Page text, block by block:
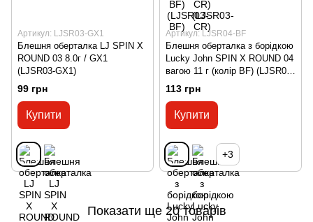
Артикул: LJSR03-GX1
Блешня оберталка LJ SPIN X
ROUND 03 8.0г / GX1
(LJSR03-GX1)
99 грн
Купити
Артикул: LJSR04-BF
Блешня оберталка з борідкою
Lucky John SPIN X ROUND 04
вагою 11 г (колір BF) (LJSR04-
BF)
113 грн
Купити
+3
Показати ще 20 товарів